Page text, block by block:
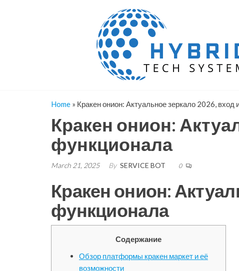
Home » Кракен онион: Актуальное зеркало 2026, вход
Кракен онион:
функционала
March 21, 2025 By SERVICE BOT 0
Кракен онион:
функционала
Содержание
Обзор платформы кракен маркет и её
возможности